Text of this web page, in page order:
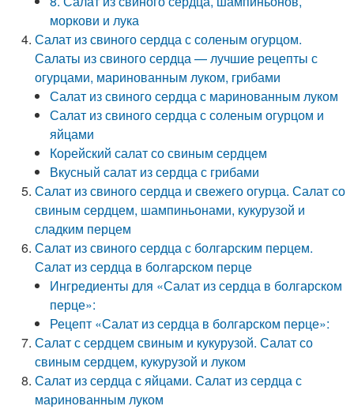
моркови и лука
Салат из свиного сердца с соленым огурцом.
Салаты из свиного сердца — лучшие рецепты с
огурцами, маринованным луком, грибами
Салат из свиного сердца с маринованным луком
Салат из свиного сердца с соленым огурцом и
яйцами
Корейский салат со свиным сердцем
Вкусный салат из сердца с грибами
Салат из свиного сердца и свежего огурца. Салат со
свиным сердцем, шампиньонами, кукурузой и
сладким перцем
Салат из свиного сердца с болгарским перцем.
Салат из сердца в болгарском перце
Ингредиенты для «Салат из сердца в болгарском
перце»:
Рецепт «Салат из сердца в болгарском перце»:
Салат с сердцем свиным и кукурузой. Салат со
свиным сердцем, кукурузой и луком
Салат из сердца с яйцами. Салат из сердца с
маринованным луком